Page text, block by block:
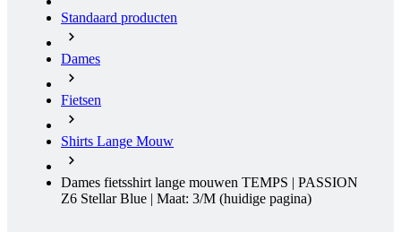
Standaard producten
Dames
Fietsen
Shirts Lange Mouw
Dames fietsshirt lange mouwen TEMPS | PASSION
Z6 Stellar Blue | Maat: 3/M (huidige pagina)